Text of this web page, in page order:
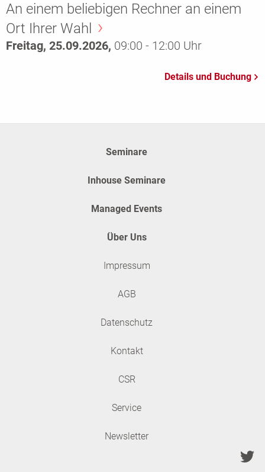
An einem beliebigen Rechner an einem
Ort Ihrer Wahl
Freitag, 25.09.2026, 09:00 - 12:00 Uhr
Seminare
Inhouse Seminare
Managed Events
Über Uns
Impressum
AGB
Datenschutz
Kontakt
CSR
Service
Newsletter